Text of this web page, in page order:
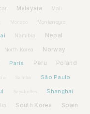
Malaysia Mali
Monaco Montenegro
Namibia Nepal
North Korea Norway
Paris Peru Poland
Samoa São Paulo
Seychelles Shanghai
South Korea Spain